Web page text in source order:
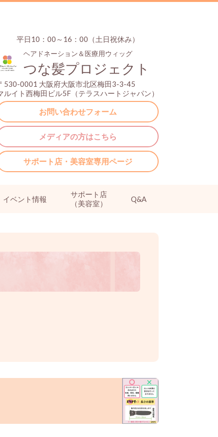
平日10：00～16：00（土日祝休み）
ヘアドネーション＆医療用ウィッグ
つな髪プロジェクト
530-0001 大阪府大阪市北区梅田3-3-45
ルイト西梅田ビル5F（テラスハートジャパン）
お問い合わせフォーム
メディアの方はこちら
サポート店・美容室専用ページ
イベント情報
サポート店
（美容室）
Q&A